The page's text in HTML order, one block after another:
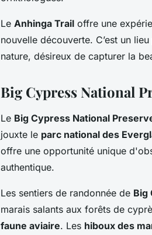
Le Anhinga Trail offre une
nouvelle découverte. C’est un
nature, désireux de capturer la
Big Cypress National
Le Big Cypress National
jouxte le parc national des
offre une opportunité unique
authentique.
Les sentiers de randonnée de Big
marais salants aux forêts de
faune aviaire. Les hiboux des